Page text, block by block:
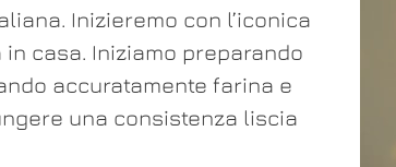
Inizieremo con l’iconica
casa. Iniziamo preparando
accuratamente farina e
una consistenza liscia